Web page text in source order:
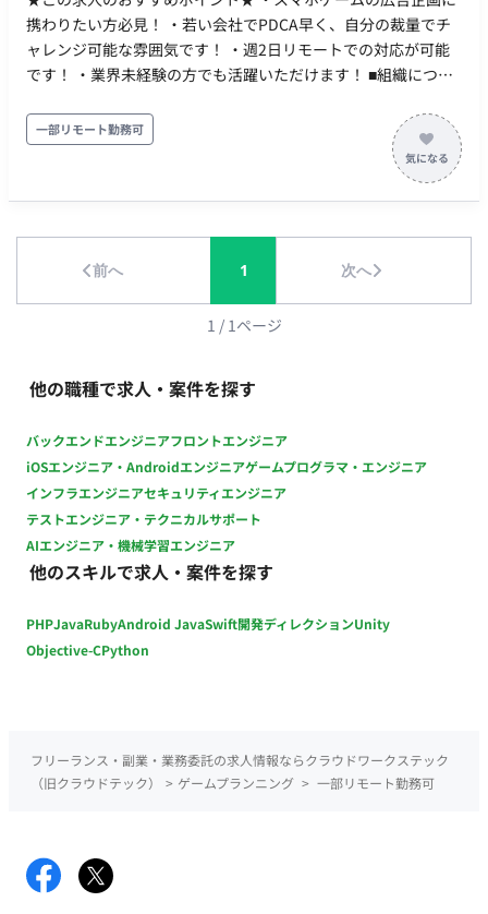
いて 週3回（月曜、火曜、木曜）の出社を基本とし、残りの稼
働日はリモートワークが可能です。 ■働き方（時短・フレック
ス・土日夜間可否） 基本の稼働時間は10：00～19：00となり
日 ・稼働曜日：月～金 ・稼働時間：10:00～19:00（所定労働時
間8H、休憩1H）※上長承認のもと、8:00～11:00始業の時差出
勤可 ・働き方：一部リモート※週2日程度リモート可。ただし
業務に慣れるまではフル出社 ・交通費：支給 ・時給：1,750円
～2,500円 ※スキル・経験によって変動 ・その他：月末締め、
25日支払い
携わりたい方必見！ ・若い会社でPDCA早く、自分の裁量でチ
ャレンジ可能な雰囲気です！ ・週2日リモートでの対応が可能
です！ ・業界未経験の方でも活躍いただけます！ ■組織につい
いで、案件ごとに3～5名程度のチームを作ります。 ■ 具体的な
業務内容 主にはハイパーカジュアルゲームの広告の企画から携
わっていただきますが、それ以外にも下記の業務が発生予定で
す。 ーー マスターデータの登録 運用進行 機能企画進行 デバッ
ス成長に直結する企画・運用業務に深くコミットし、持ち前の
やる気と積極性でチームに貢献していただくことを期待してい
ます。サービスをビジネスサイドから成長させるための重要な
（週20時間以上のため、社会保険加入必須） 稼働量：週5日 稼
働曜日：平日 稼働時間：10:00〜19:00 働き方：一部リモート
後（スキルや経験により変動いたします） 契約期間：長期 募集
人数：1人 その他月末締め、25日支払い
一部リモート勤務可
前へ 1 次へ
1 / 1ページ
他の職種で求人・案件を探す
バックエンドエンジニアフロントエンジニア
iOSエンジニア・Androidエンジニアゲームプログラマ・エンジニア
インフラエンジニアセキュリティエンジニア
テストエンジニア・テクニカルサポート
AIエンジニア・機械学習エンジニア
他のスキルで求人・案件を探す
PHPJavaRubyAndroid JavaSwift開発ディレクションUnity
Objective-CPython
フリーランス・副業・業務委託の求人情報ならクラウドワークステック
（旧クラウドテック）
> ゲームプランニング > 一部リモート勤務可